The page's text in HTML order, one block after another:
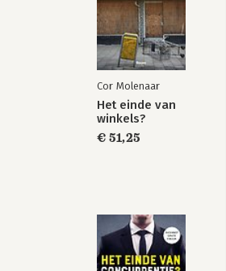
Actie!
Cor Molenaar
Het einde van
winkels?
€ 51,25